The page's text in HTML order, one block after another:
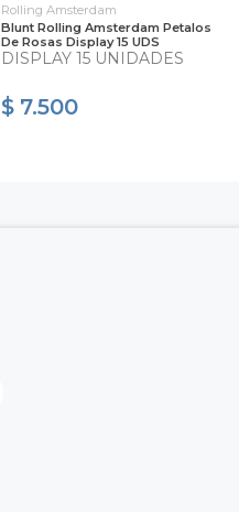
Rolling Amsterdam
Blunt Rolling Amsterdam Petalos
De Rosas Display 15 UDS
DISPLAY 15 UNIDADES
$ 7.500